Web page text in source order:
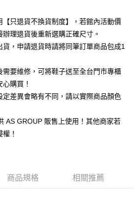
永豐商業銀行
中國信託商業銀行
遠東國際商業銀行
永豐商業銀行
星展（台灣）商業銀行
華泰商業銀行
遠東國際商業銀行
永豐商業銀行
中國信託商業銀行
查看運費
只退貨不換貨制度】，若館內活動價
理退貨後重新選購正確尺寸。
，申請退貨時請將同筆訂單商品包成1
要維修，可將鞋子送至全台門市專櫃
購買！
差異會略有不同，請以實際商品顏色
AS GROUP 販售上使用！其他商家若
！
商品規格 相關推薦